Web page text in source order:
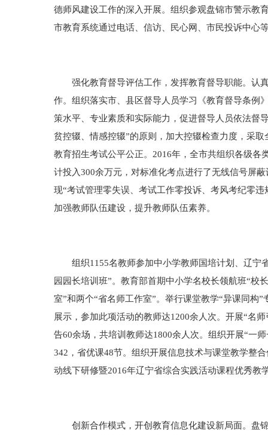
德师风建设工作的深入开展。组织参观盘锦市警示教
市教育系统通过电话、信访、民心网、市民投诉中心
强化教育督导评估工作，发挥教育督导职能。认真
作。组织落实市、县区督导人员学习《教育督导条例
策水平、专业素质和实际能力，促进督导人员依法督
贫控辍、情感控辍”的原则，加大控辍检查力度，采
教育招生考试公平公正。2016年，全市共组织各级
计投入300余万元，对标准化考点进行了无线信号屏
现“考试管理零失误、考试工作零投诉、考风考纪零
加强教师队伍建设，提升教师队伍素养。
组织1155名教师参加中小学教师国培计划、辽宁
园园长培训班”。教育部首期中小学名校长领航班“校
室”和两个“省名师工作室”。举行课堂教学“异课同构
展示，参加此项活动的教师达1200余人次。开展“名
告60余场，共培训教师达1800余人次。组织开展“一
342，省优课48节。组织开展信息技术与课堂教学整
动线下研修暨2016年辽宁省综合实践活动课程优秀教
创新合作模式，开创教育信息化建设新局面。盘锦